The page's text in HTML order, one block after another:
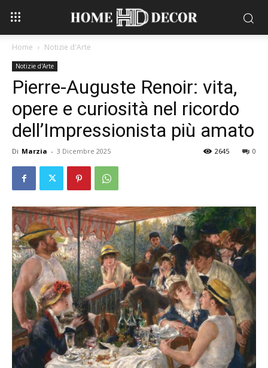
Home Notizie d'Arte
Notizie d'Arte
Pierre-Auguste Renoir: vita,
opere e curiosità nel ricordo
dell’Impressionista più amato
Di Marzia - 3 Dicembre 2025 0
2645